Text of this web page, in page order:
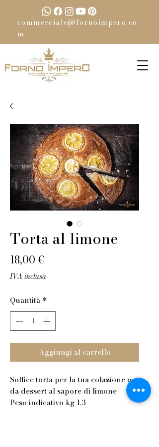
commerciale@fornoimpero.co
m
Torta al limone
18,00 €
IVA inclusa
Quantità *
Aggiungi al carrello
Soffice torta per la tua colazione o
da dessert al sapore di limone
Peso indicativo kg 1,3